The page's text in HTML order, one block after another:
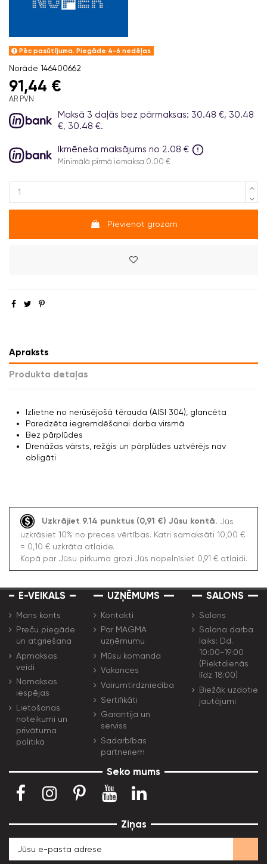
Pēc pasūtījuma. Piegāde 4-6 nedēļas
Norāde 146400662
91,44 €
AR PVN
Maksā 3 daļās bez pārmaksas: 30.48 €, 30.48
€, 30.48 €.
Ikmēneša maksājums no 2.08 €
Minimālā pirmā iemaksa 0.00 €
Pievienot grozam
Apraksts
Produkta detaļas
Izlietne no nerūsējošā tērauda (AISI 304), glancēta
Paredzēta iegremdēšanai darba virsmā
Bez pārplūdes
Drenāžas vārsts, režģis un pārplūdes uztvērējs nav
obligāti
Uzkrājiet 9.14 punktus (0,91 €) Jūsu kontā. Jūs
uzkrāsiet 10% no preces vērtības. Katri samaksāti 10,00 €
= 0,10 € uzkrāta atlaide.
Kopā par Jūsu pirkuma grozi Jūs nopelnīsiet 0,91 € atlaidi.
E-VEIKALS
Mans konts
Preču piegāde
un atgriešana
Apmaksas
veidi
Nomaksas
iespējas
Lietošanas
noteikumi un
privātuma
politika
UZŅĒMUMS
Kontakti
Par MAGMA
uzņēmumu
Mūsu komanda
Vakances
Vairumtirdzniecība
Sertifikāti
Garantija un
serviss
Sadarbības
partneriem
SALONS
Salons
Salona darba
laiks: Dd.
10:00-19:00
(Piektdienās
līdz 18:00)
Biežāk uzdotie
jautājumi
Seko mums
Ziņas